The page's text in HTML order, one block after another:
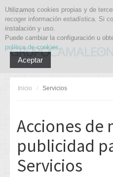
Utilizamos cookies propias y de
recoger información estadística. Si
instalación y uso.
Puede cambiar la configuración u
política de cookies.
Aceptar
Menu
Inicio / Servicios
Acciones de
publicidad
Servicios